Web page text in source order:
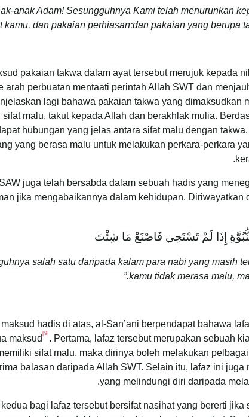
anak Adam! Sesungguhnya Kami telah menurunkan
dan pakaian perhiasan;dan pakaian yang berupa
pakaian takwa dalam ayat tersebut merujuk kepada
arah perbuatan mentaati perintah Allah SWT dan
lagi bahawa pakaian takwa yang dimaksudkan
sifat malu, takut kepada Allah dan berakhlak mulia.
hubungan yang jelas antara sifat malu dengan
yang berasa malu untuk melakukan perkara-perkara
juga telah bersabda dalam sebuah hadis yang
jika mengabaikannya dalam kehidupan. Diriwayatkan
إِذَا لَمْ تَسْتَحِي فَاصْنَعْ مَا شِئْتَ‏
salah satu daripada kalam para nabi yang masih
kamu tidak merasa malu,
hadis di atas, al-San’ani berpendapat bahawa
maksud [9] . Pertama, lafaz tersebut merupakan sebuah
sifat malu, maka dirinya boleh melakukan
balasan daripada Allah SWT. Selain itu, lafaz ini juga
yang melindungi diri daripada
bagi lafaz tersebut bersifat nasihat yang bererti